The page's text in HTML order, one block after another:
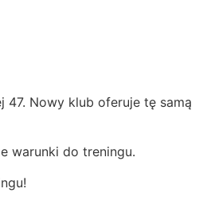
47. Nowy klub oferuje tę samą
warunki do treningu.